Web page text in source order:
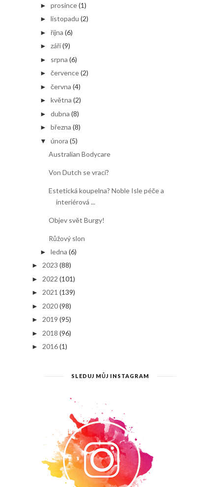
► prosince(1)
► listopadu (2)
► října (6)
► září(9)
► srpna (6)
► července(2)
► června (4)
► května (2)
► dubna (8)
► března (8)
▼ února (5)
Australian Bodycare
Von Dutch se vrací?
Estetická koupelna? Noble Isle péče a
interiérová ...
Objev svět Burgy!
Růžový slon
► ledna (6)
► 2023 (88)
► 2022 (101)
► 2021 (139)
► 2020(98)
► 2019 (95)
► 2018 (96)
► 2016(1)
SLEDUJ MŮJ INSTAGRAM